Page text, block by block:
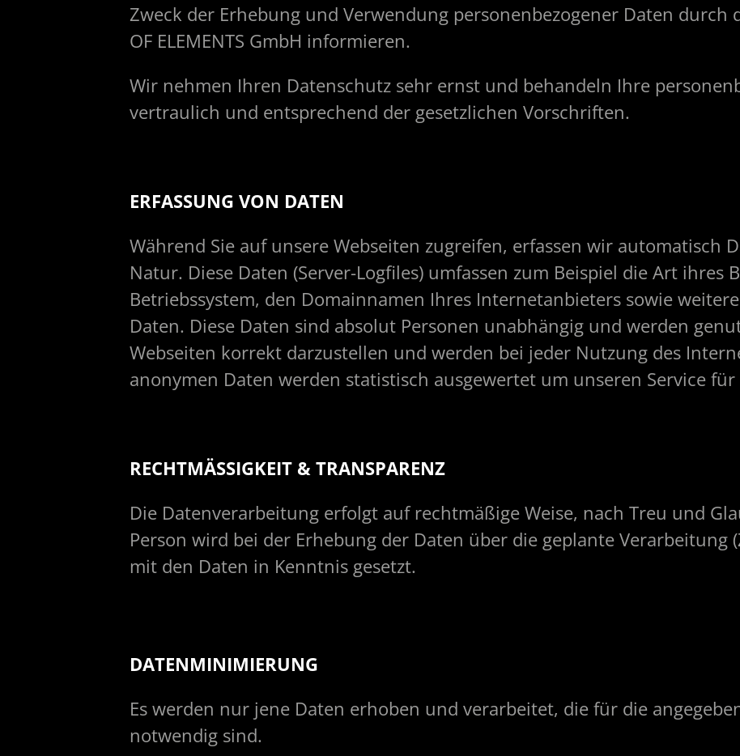
Zweck der Erhebung und Verwendung personenbezogener Daten durch
OF ELEMENTS GmbH informieren.
Wir nehmen Ihren Datenschutz sehr ernst und behandeln Ihre
vertraulich und entsprechend der gesetzlichen Vorschriften.
ERFASSUNG VON DATEN
Während Sie auf unsere Webseiten zugreifen, erfassen wir automatisch
Natur. Diese Daten (Server-Logfiles) umfassen zum Beispiel die Art ihres
Betriebssystem, den Domainnamen Ihres Internetanbieters sowie
Daten. Diese Daten sind absolut Personen unabhängig und werden
Webseiten korrekt darzustellen und werden bei jeder Nutzung des
anonymen Daten werden statistisch ausgewertet um unseren Service für
RECHTMÄSSIGKEIT & TRANSPARENZ
Die Datenverarbeitung erfolgt auf rechtmäßige Weise, nach Treu und
Person wird bei der Erhebung der Daten über die geplante Verarbeitung
mit den Daten in Kenntnis gesetzt.
DATENMINIMIERUNG
Es werden nur jene Daten erhoben und verarbeitet, die für die
notwendig sind.